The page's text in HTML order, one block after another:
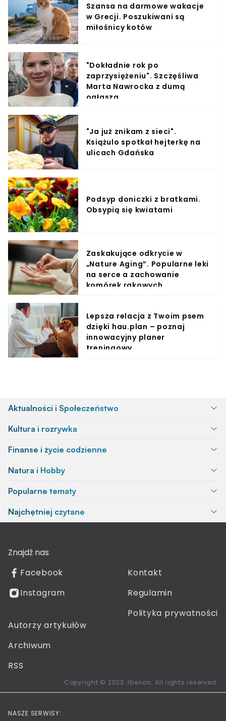
Szansa na darmowe wakacje
w Grecji. Poszukiwani są
miłośnicy kotów
"Dokładnie rok po
zaprzysiężeniu". Szczęśliwa
Marta Nawrocka z dumą
ogłasza
"Ja już znikam z sieci".
Książulo spotkał hejterkę na
ulicach Gdańska
Podsyp doniczki z bratkami.
Obsypią się kwiatami
Zaskakujące odkrycie w
„Nature Aging”. Popularne leki
na serce a zachowanie
komórek rakowych
Lepsza relacja z Twoim psem
dzięki hau.plan – poznaj
innowacyjny planer
treningowy
Aktualności i Społeczeństwo
Kultura i rozrywka
Finanse i życie codzienne
Natura i Hobby
Popularne tematy
Najchętniej czytane
Znajdź nas
Facebook
Instagram
Kontakt
Regulamin
Polityka prywatności
Autorzy artykułów
Archiwum
RSS
Copyright © 2023. Iberion. All rights reserved.
NASZE SERWISY: